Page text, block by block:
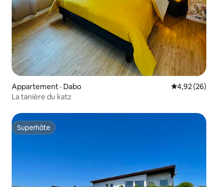
Appartement · Dabo Note
4,92 (26)
La tanière du katz
Superhôte
Superhôte